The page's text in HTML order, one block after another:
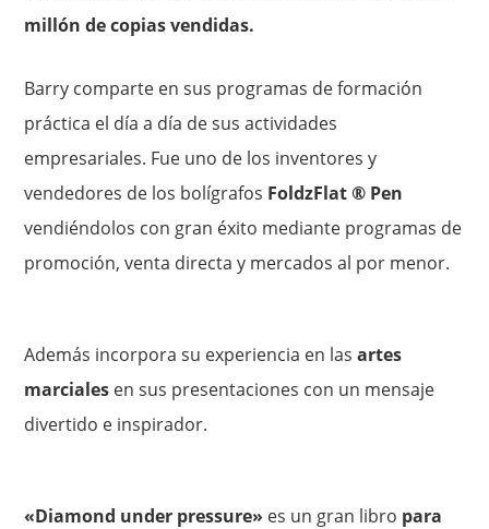
millón de copias vendidas.
Barry comparte en sus programas de formación
práctica el día a día de sus actividades
empresariales. Fue uno de los inventores y
vendedores de los bolígrafos FoldzFlat ® Pen
vendiéndolos con gran éxito mediante programas de
promoción, venta directa y mercados al por menor.
Además incorpora su experiencia en lasartes
marciales en sus presentaciones con un mensaje
divertido e inspirador.
«Diamond under pressure» es un gran libro para